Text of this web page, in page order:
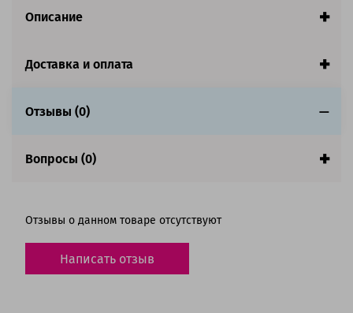
Описание
Доставка и оплата
Отзывы (0)
Вопросы (0)
Отзывы о данном товаре отсутствуют
Написать отзыв